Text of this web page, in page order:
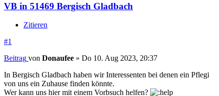
VB in 51469 Bergisch Gladbach
Zitieren
#1
Beitrag von Donaufee » Do 10. Aug 2023, 20:37
In Bergisch Gladbach haben wir Interessenten bei denen ein Pflegi
von uns ein Zuhause finden könnte.
Wer kann uns hier mit einem Vorbsuch helfen?